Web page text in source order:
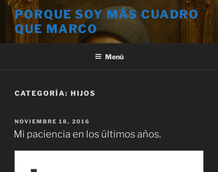
Saltar
contenido
PORQUE SOY MÁS CUADRO
QUE MARCO
Menú
CATEGORÍA: HIJOS
PUBLICADO
EL
NOVIEMBRE 18, 2016
Mi paciencia en los últimos años.